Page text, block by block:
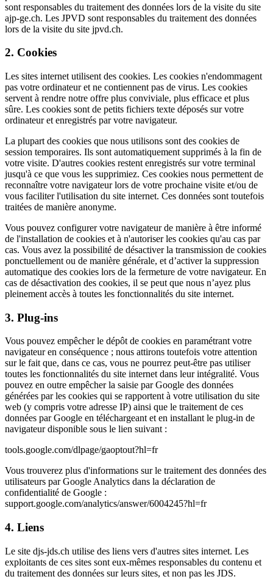
sont responsables du traitement des données lors de la visite du site
ajp-ge.ch. Les JPVD sont responsables du traitement des données
lors de la visite du site jpvd.ch.
2. Cookies
Les sites internet utilisent des cookies. Les cookies n'endommagent
pas votre ordinateur et ne contiennent pas de virus. Les cookies
servent à rendre notre offre plus conviviale, plus efficace et plus
sûre. Les cookies sont de petits fichiers texte déposés sur votre
ordinateur et enregistrés par votre navigateur.
La plupart des cookies que nous utilisons sont des cookies de
session temporaires. Ils sont automatiquement supprimés à la fin de
votre visite. D'autres cookies restent enregistrés sur votre terminal
jusqu'à ce que vous les supprimiez. Ces cookies nous permettent de
reconnaître votre navigateur lors de votre prochaine visite et/ou de
vous faciliter l'utilisation du site internet. Ces données sont toutefois
traitées de manière anonyme.
Vous pouvez configurer votre navigateur de manière à être informé
de l'installation de cookies et à n'autoriser les cookies qu'au cas par
cas. Vous avez la possibilité de désactiver la transmission de cookies
ponctuellement ou de manière générale, et d’activer la suppression
automatique des cookies lors de la fermeture de votre navigateur. En
cas de désactivation des cookies, il se peut que nous n’ayez plus
pleinement accès à toutes les fonctionnalités du site internet.
3. Plug-ins
Vous pouvez empêcher le dépôt de cookies en paramétrant votre
navigateur en conséquence ; nous attirons toutefois votre attention
sur le fait que, dans ce cas, vous ne pourrez peut-être pas utiliser
toutes les fonctionnalités du site internet dans leur intégralité. Vous
pouvez en outre empêcher la saisie par Google des données
générées par les cookies qui se rapportent à votre utilisation du site
web (y compris votre adresse IP) ainsi que le traitement de ces
données par Google en téléchargeant et en installant le plug-in de
navigateur disponible sous le lien suivant :
tools.google.com/dlpage/gaoptout?hl=fr
Vous trouverez plus d'informations sur le traitement des données des
utilisateurs par Google Analytics dans la déclaration de
confidentialité de Google :
support.google.com/analytics/answer/6004245?hl=fr
4. Liens
Le site djs-jds.ch utilise des liens vers d'autres sites internet. Les
exploitants de ces sites sont eux-mêmes responsables du contenu et
du traitement des données sur leurs sites, et non pas les JDS.